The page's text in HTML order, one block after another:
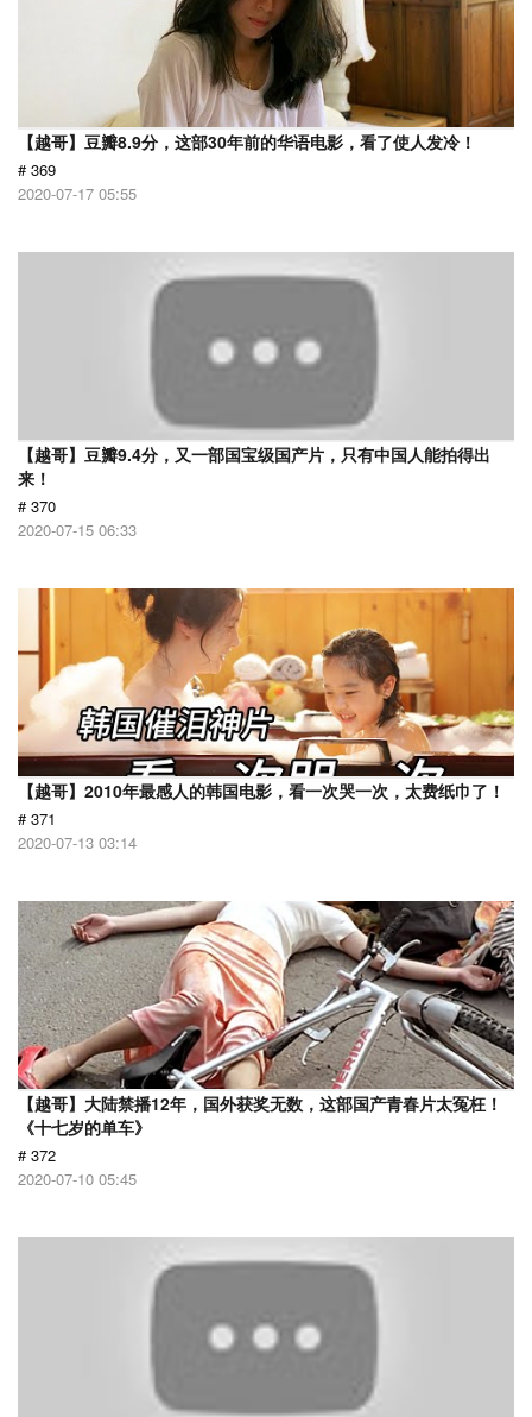
【越哥】豆瓣8.9分，这部30年前的华语电影，看了使人发冷！
# 369
2020-07-17 05:55
【越哥】豆瓣9.4分，又一部国宝级国产片，只有中国人能拍得出
来！
# 370
2020-07-15 06:33
【越哥】2010年最感人的韩国电影，看一次哭一次，太费纸巾了！
# 371
2020-07-13 03:14
【越哥】大陆禁播12年，国外获奖无数，这部国产青春片太冤枉！
《十七岁的单车》
# 372
2020-07-10 05:45